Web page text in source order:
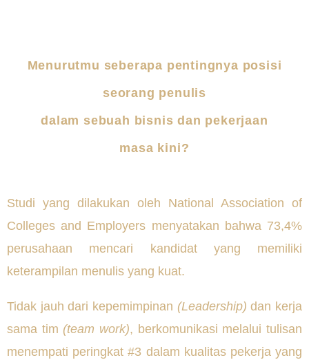
Menurutmu seberapa pentingnya posisi
seorang penulis
dalam sebuah bisnis dan pekerjaan
masa kini?
Studi yang dilakukan oleh National Association of
Colleges and Employers menyatakan bahwa 73,4%
perusahaan mencari kandidat yang memiliki
keterampilan menulis yang kuat.
Tidak jauh dari kepemimpinan (Leadership)dan kerja
sama tim (team work), berkomunikasi melalui tulisan
menempati peringkat #3 dalam kualitas pekerja yang